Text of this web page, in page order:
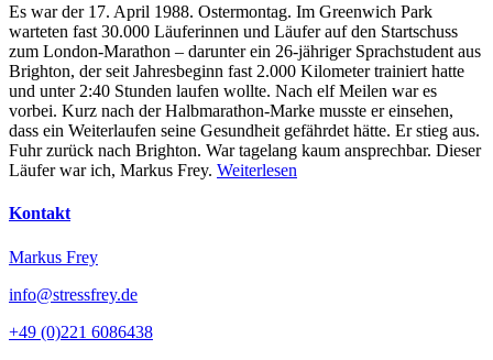
Es war der 17. April 1988. Ostermontag. Im Greenwich Park
warteten fast 30.000 Läuferinnen und Läufer auf den Startschuss
zum London-Marathon – darunter ein 26-jähriger Sprachstudent aus
Brighton, der seit Jahresbeginn fast 2.000 Kilometer trainiert hatte
und unter 2:40 Stunden laufen wollte. Nach elf Meilen war es
vorbei. Kurz nach der Halbmarathon-Marke musste er einsehen,
dass ein Weiterlaufen seine Gesundheit gefährdet hätte. Er stieg aus.
Fuhr zurück nach Brighton. War tagelang kaum ansprechbar. Dieser
Läufer war ich, Markus Frey. Weiterlesen
Kontakt
Markus Frey
info@stressfrey.de
+49 (0)221 6086438